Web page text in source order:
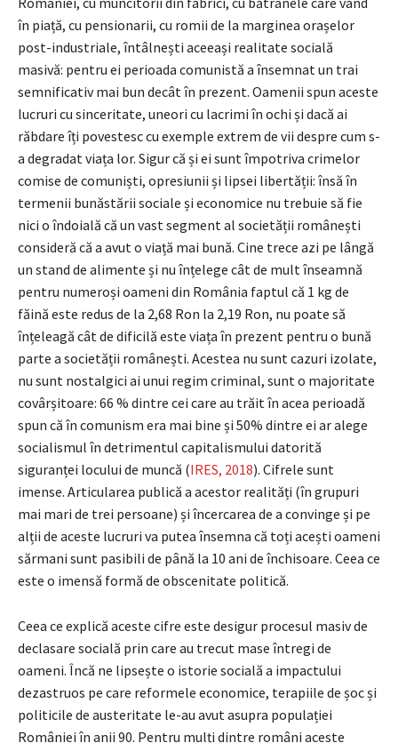
în piață, cu pensionarii, cu romii de la marginea orașelor
post-industriale, întâlnești aceeași realitate socială
masivă: pentru ei perioada comunistă a însemnat un trai
semnificativ mai bun decât în prezent. Oamenii spun aceste
lucruri cu sinceritate, uneori cu lacrimi în ochi și dacă ai
răbdare îți povestesc cu exemple extrem de vii despre cum s-
a degradat viața lor. Sigur că și ei sunt împotriva crimelor
comise de comuniști, opresiunii și lipsei libertății: însă în
termenii bunăstării sociale și economice nu trebuie să fie
nici o îndoială că un vast segment al societății românești
consideră că a avut o viață mai bună. Cine trece azi pe lângă
un stand de alimente și nu înțelege cât de mult înseamnă
pentru numeroși oameni din România faptul că 1 kg de
făină este redus de la 2,68 Ron la 2,19 Ron, nu poate să
înțeleagă cât de dificilă este viața în prezent pentru o bună
parte a societății românești. Acestea nu sunt cazuri izolate,
nu sunt nostalgici ai unui regim criminal, sunt o majoritate
covârșitoare: 66 % dintre cei care au trăit în acea perioadă
spun că în comunism era mai bine și 50% dintre ei ar alege
socialismul în detrimentul capitalismului datorită
siguranței locului de muncă (IRES, 2018). Cifrele sunt
imense. Articularea publică a acestor realități (în grupuri
mai mari de trei persoane) și încercarea de a convinge și pe
alții de aceste lucruri va putea însemna că toți acești oameni
sărmani sunt pasibili de până la 10 ani de închisoare. Ceea ce
este o imensă formă de obscenitate politică.
Ceea ce explică aceste cifre este desigur procesul masiv de
declasare socială prin care au trecut mase întregi de
oameni. Încă ne lipsește o istorie socială a impactului
dezastruos pe care reformele economice, terapiile de șoc și
politicile de austeritate le-au avut asupra populației
României în anii 90. Pentru mulți dintre români aceste